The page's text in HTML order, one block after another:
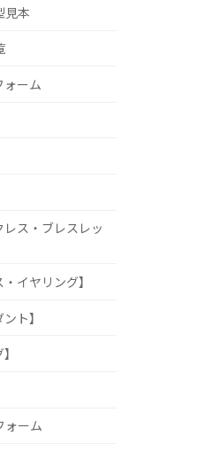
見本
ォーム
レス・ブレスレッ
イヤリング】
ト】
ォーム